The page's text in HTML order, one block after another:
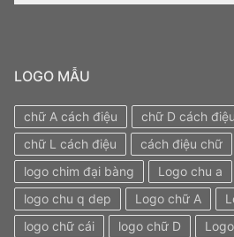
LOGO MẪU
chữ A cách điệu chữ D cách điệu
chữ L cách điệu
cách điệu chữ
logo chim đại bàng
Logo chu a
logo chu q dep
Logo chữ A
logo chữ cái
logo chữ D